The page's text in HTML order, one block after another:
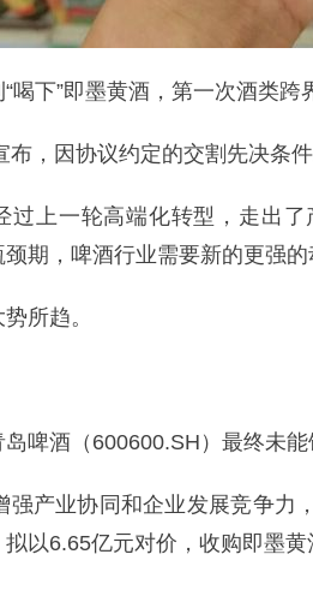
喝下”即墨黄酒，第一次酒类跨
布，因协议约定的交割先决条
过上一轮高端化转型，走出
期，啤酒行业需要新的更强的
所趋。
啤酒（600600.SH）最终未能
强产业协同和企业发展竞争力
以6.65亿元对价，收购即墨黄